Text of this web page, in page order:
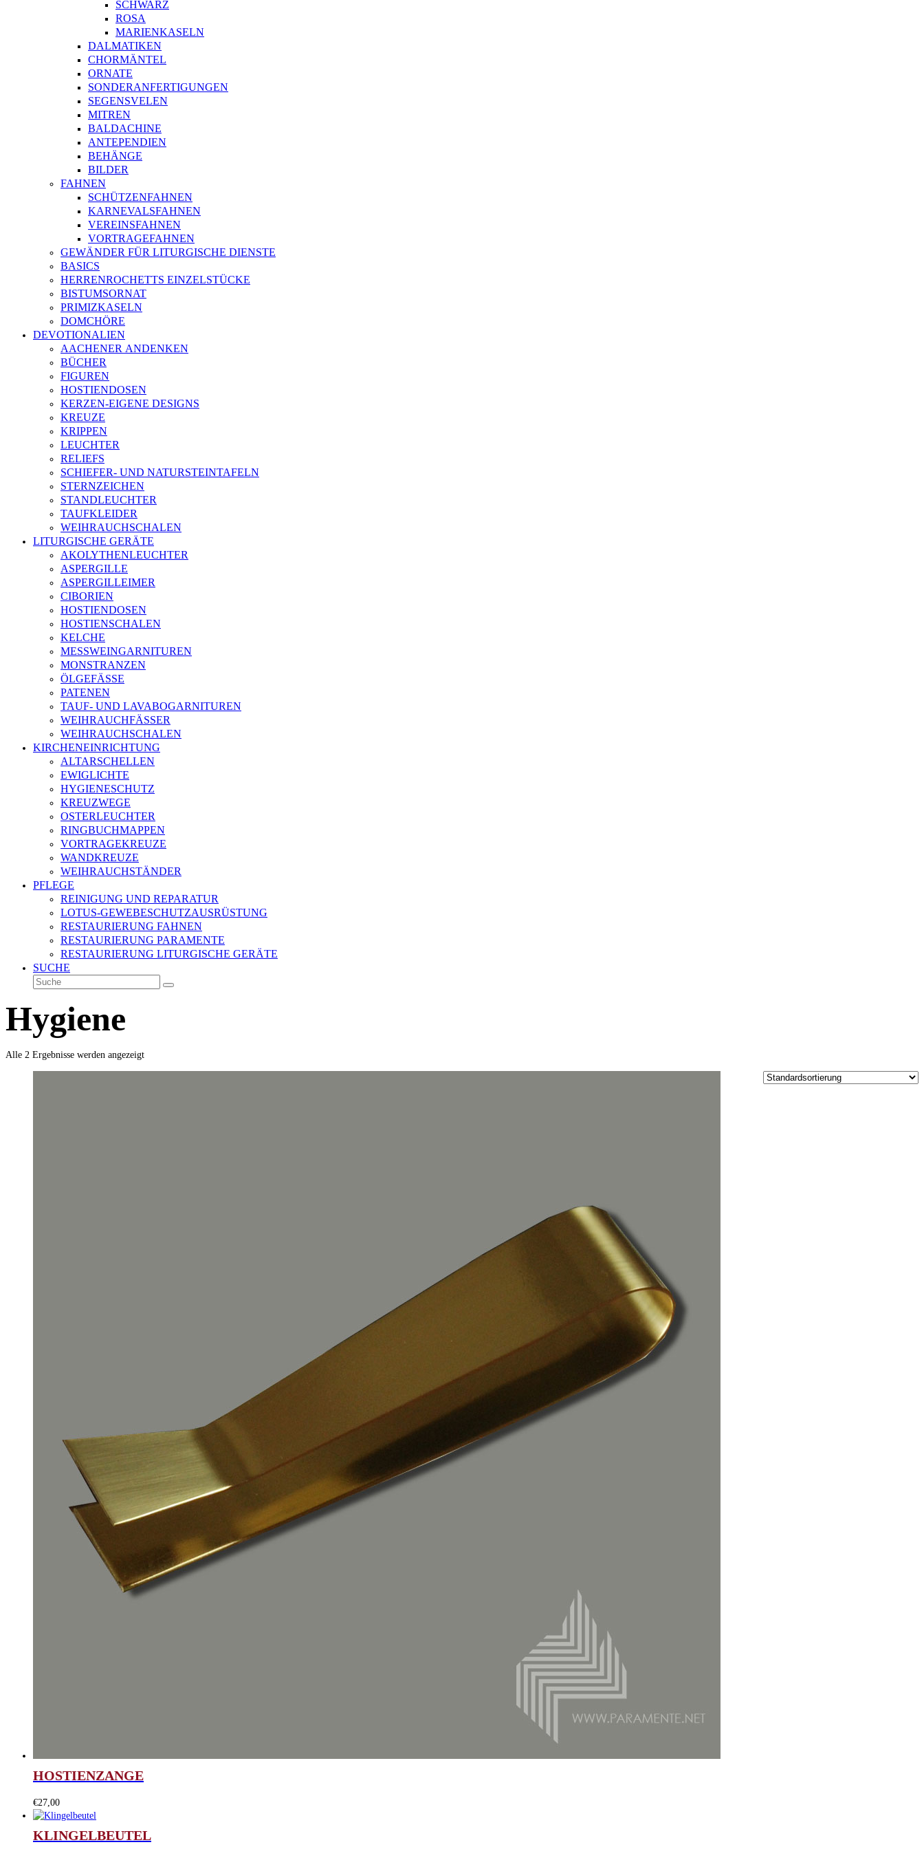
SCHWARZ
ROSA
MARIENKASELN
DALMATIKEN
CHORMÄNTEL
ORNATE
SONDERANFERTIGUNGEN
SEGENSVELEN
MITREN
BALDACHINE
ANTEPENDIEN
BEHÄNGE
BILDER
FAHNEN
SCHÜTZENFAHNEN
KARNEVALSFAHNEN
VEREINSFAHNEN
VORTRAGEFAHNEN
GEWÄNDER FÜR LITURGISCHE DIENSTE
BASICS
HERRENROCHETTS EINZELSTÜCKE
BISTUMSORNAT
PRIMIZKASELN
DOMCHÖRE
DEVOTIONALIEN
AACHENER ANDENKEN
BÜCHER
FIGUREN
HOSTIENDOSEN
KERZEN-EIGENE DESIGNS
KREUZE
KRIPPEN
LEUCHTER
RELIEFS
SCHIEFER- UND NATURSTEINTAFELN
STERNZEICHEN
STANDLEUCHTER
TAUFKLEIDER
WEIHRAUCHSCHALEN
LITURGISCHE GERÄTE
AKOLYTHENLEUCHTER
ASPERGILLE
ASPERGILLEIMER
CIBORIEN
HOSTIENDOSEN
HOSTIENSCHALEN
KELCHE
MESSWEINGARNITUREN
MONSTRANZEN
ÖLGEFÄSSE
PATENEN
TAUF- UND LAVABOGARNITUREN
WEIHRAUCHFÄSSER
WEIHRAUCHSCHALEN
KIRCHENEINRICHTUNG
ALTARSCHELLEN
EWIGLICHTE
HYGIENESCHUTZ
KREUZWEGE
OSTERLEUCHTER
RINGBUCHMAPPEN
VORTRAGEKREUZE
WANDKREUZE
WEIHRAUCHSTÄNDER
PFLEGE
REINIGUNG UND REPARATUR
LOTUS-GEWEBESCHUTZAUSRÜSTUNG
RESTAURIERUNG FAHNEN
RESTAURIERUNG PARAMENTE
RESTAURIERUNG LITURGISCHE GERÄTE
SUCHE
Suche
Senden
Hygiene
Alle 2 Ergebnisse werden angezeigt
HOSTIENZANGE
€27,00
KLINGELBEUTEL